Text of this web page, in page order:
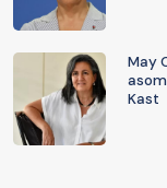
May
Kast